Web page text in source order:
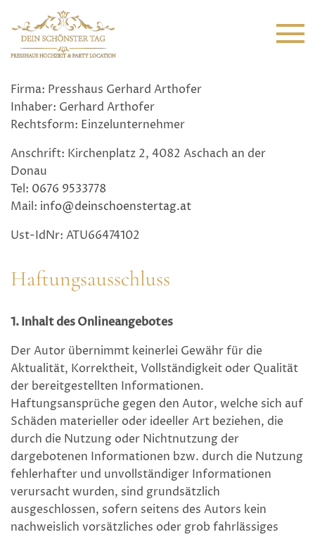
Firma: Presshaus Gerhard Arthofer
Inhaber: Gerhard Arthofer
Rechtsform: Einzelunternehmer
Anschrift: Kirchenplatz 2, 4082 Aschach an der
Donau
Tel: 0676 9533778
Mail: info@deinschoenstertag.at
Ust-IdNr: ATU66474102
Haftungsausschluss
1. Inhalt des Onlineangebotes
Der Autor übernimmt keinerlei Gewähr für die
Aktualität, Korrektheit, Vollständigkeit oder Qualität
der bereitgestellten Informationen.
Haftungsansprüche gegen den Autor, welche sich auf
Schäden materieller oder ideeller Art beziehen, die
durch die Nutzung oder Nichtnutzung der
dargebotenen Informationen bzw. durch die Nutzung
fehlerhafter und unvollständiger Informationen
verursacht wurden, sind grundsätzlich
ausgeschlossen, sofern seitens des Autors kein
nachweislich vorsätzliches oder grob fahrlässiges